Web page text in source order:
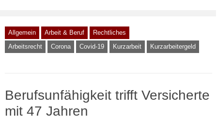
Allgemein Arbeit & Beruf
Rechtliches
Arbeitsrecht
Corona Covid-19 Kurzarbeit Kurzarbeitergeld
Berufsunfähigkeit trifft Versicherte
mit 47 Jahren